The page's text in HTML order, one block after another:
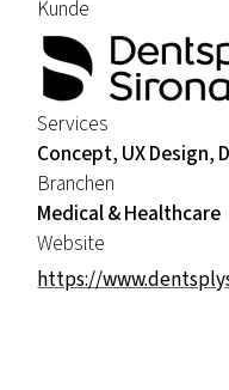
Kunde
Services
Concept, UX
Branchen
Medical & Healthcare
Website
https://